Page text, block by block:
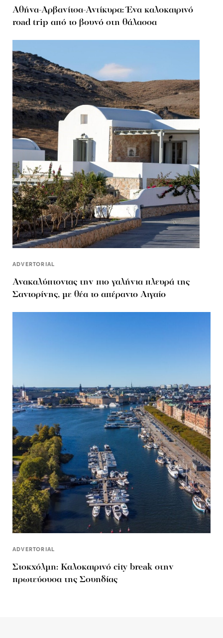
Αθήνα-Αρβανίτσα-Αντίκυρα: Ένα καλοκαιρινό
road trip από το βουνό στη θάλασσα
ADVERTORIAL
Ανακαλύπτοντας την πιο γαλήνια πλευρά της
Σαντορίνης, με θέα το απέραντο Αιγαίο
ADVERTORIAL
Στοκχόλμη: Καλοκαιρινό city break στην
πρωτεύουσα της Σουηδίας